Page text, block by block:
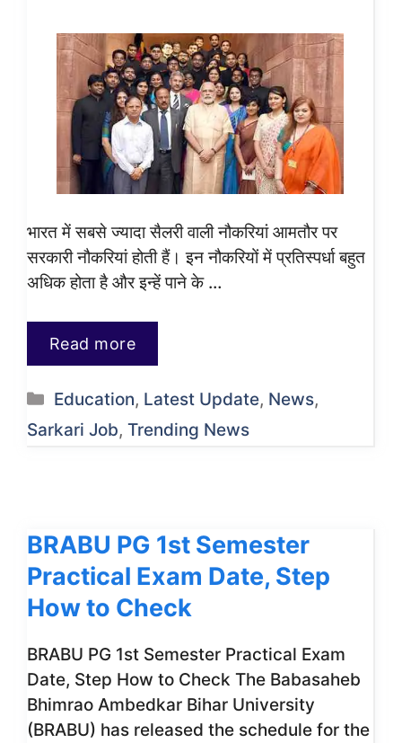
भारत में सबसे ज्यादा सैलरी वाली नौकरियां आमतौर पर
सरकारी नौकरियां होती हैं। इन नौकरियों में प्रतिस्पर्धा बहुत
अधिक होता है और इन्हें पाने के …
Read more
Categories
Education, Latest Update, News,
Sarkari Job, Trending News
BRABU PG 1st Semester
Practical Exam Date, Step
How to Check
BRABU PG 1st Semester Practical Exam
Date, Step How to Check The Babasaheb
Bhimrao Ambedkar Bihar University
(BRABU) has released the schedule for the